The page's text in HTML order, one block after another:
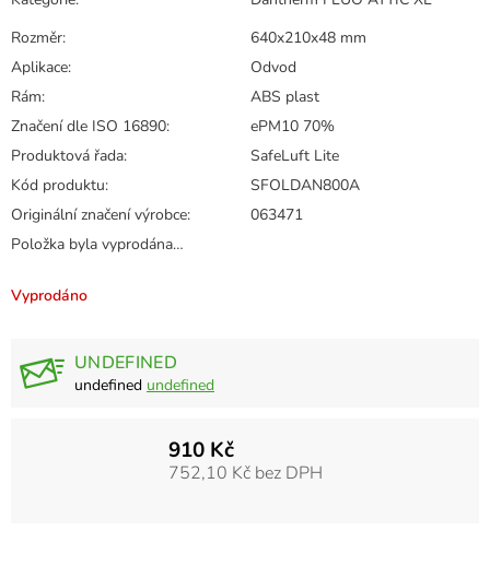
Vyprodáno
UNDEFINED
undefined undefined
Rozměr:
640x210x48 mm
Aplikace:
Odvod
Rám:
ABS plast
Značení dle ISO 16890:
ePM10 70%
Produktová řada:
SafeLuft Lite
Kód produktu:
SFOLDAN800A
Originální značení výrobce:
063471
Položka byla vyprodána…
910 Kč
752,10 Kč bez DPH